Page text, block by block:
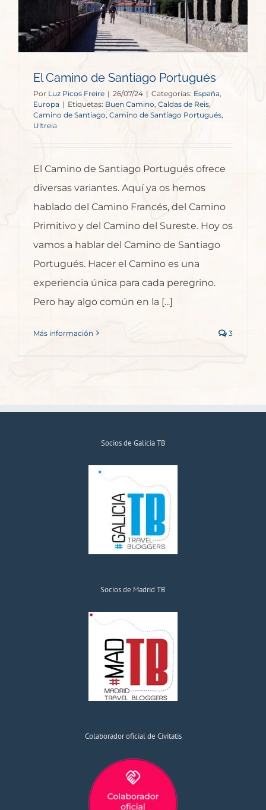
El Camino de Santiago Portugués
Por Luz Picos Freire | 26/07/24 | Categorías: España,
Europa | Etiquetas: Buen Camino, Caldas de Reis,
Camino de Santiago Camino de Santiago Portugués,
Ultreia
El Camino de Santiago Portugués ofrece
diversas variantes. Aquí ya os hemos
hablado del Camino Francés, del Camino
Primitivo y del Camino del Sureste. Hoy os
vamos a hablar del Camino de Santiago
Portugués. Hacer el Camino es una
experiencia única para cada peregrino.
Pero hay algo común en la [...]
Más información 3
Socios de Galicia TB
Socios de Madrid TB
Colaborador oficial de Civitatis